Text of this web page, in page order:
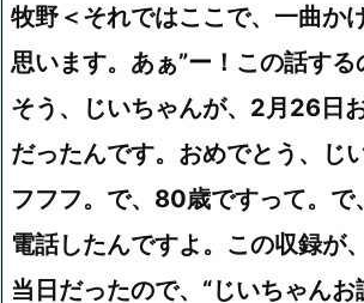
牧野＜それではここで、一曲か
思います。あぁ”ー！この話する
そう、じいちゃんが、2月26日
だったんです。おめでとう、じ
フフフ。で、80歳ですって。で
電話したんですよ。この収録が
当日だったので、“じいちゃんお